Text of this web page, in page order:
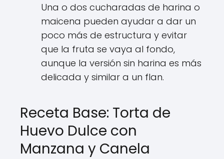
Una o dos cucharadas de harina o
maicena pueden ayudar a dar un
poco más de estructura y evitar
que la fruta se vaya al fondo,
aunque la versión sin harina es más
delicada y similar a un flan.
Receta Base: Torta de
Huevo Dulce con
Manzana y Canela